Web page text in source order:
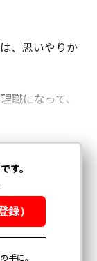
、思いやりか
職になって、